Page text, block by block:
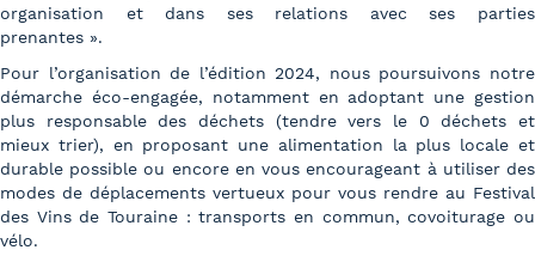
organisation et dans ses relations avec ses parties
prenantes ».
Pour l’organisation de l’édition 2024, nous poursuivons notre
démarche éco-engagée, notamment en adoptant une gestion
plus responsable des déchets (tendre vers le 0 déchets et
mieux trier), en proposant une alimentation la plus locale et
durable possible ou encore en vous encourageant à utiliser des
modes de déplacements vertueux pour vous rendre au Festival
des Vins de Touraine : transports en commun, covoiturage ou
vélo.